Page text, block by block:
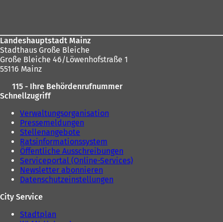
m
u
T
b
)
n
Landeshauptstadt Mainz
Stadthaus Große Bleiche
Große Bleiche 46/Löwenhofstraße 1
55116 Mainz
115 - Ihre Behördenrufnummer
Schnellzugriff
Verwaltungsorganisation
Pressemeldungen
Stellenangebote
Ratsinformationssystem
Öffentliche Ausschreibungen
Serviceportal (Online-Services)
Newsletter abonnieren
Datenschutzeinstellungen
City Service
Stadtplan